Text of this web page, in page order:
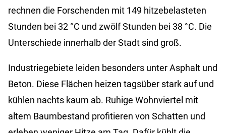
rechnen die Forschenden mit 149 hitzebelasteten
Stunden bei 32 °C und zwölf Stunden bei 38 °C. Die
Unterschiede innerhalb der Stadt sind groß.
Industriegebiete leiden besonders unter Asphalt und
Beton. Diese Flächen heizen tagsüber stark auf und
kühlen nachts kaum ab. Ruhige Wohnviertel mit
altem Baumbestand profitieren von Schatten und